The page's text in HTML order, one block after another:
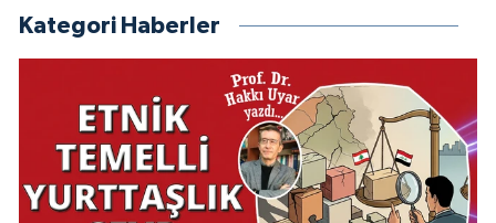
Kategori Haberler